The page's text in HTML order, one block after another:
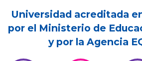
Universidad acreditada
por el Ministerio de
y por la Agencia